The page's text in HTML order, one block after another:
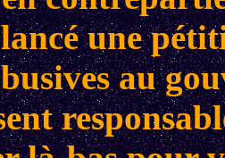
une
au